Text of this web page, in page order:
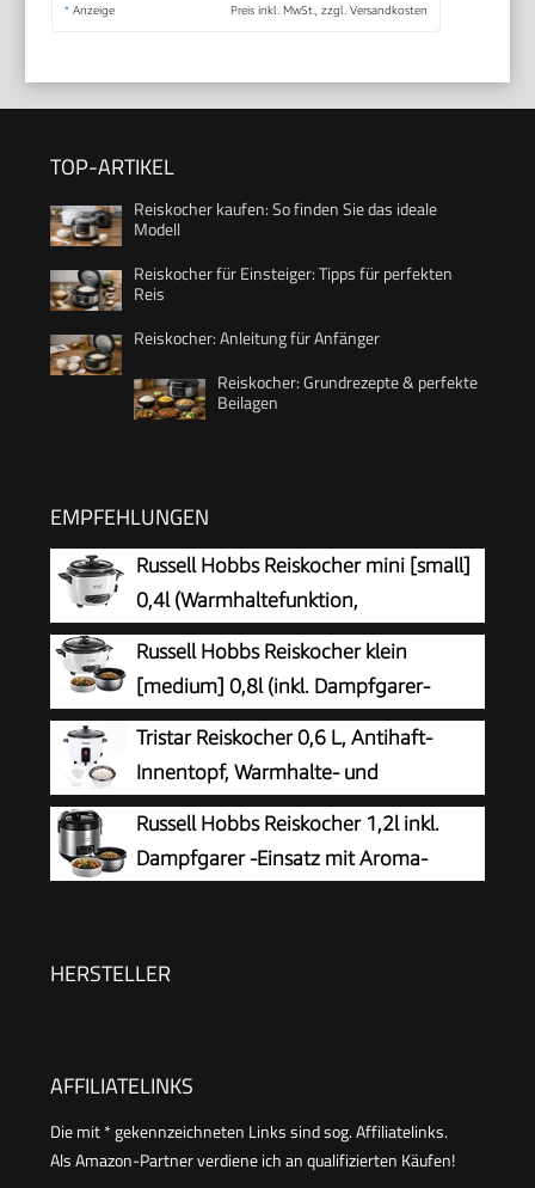
* Anzeige Preis inkl. MwSt., zzgl. Versandkosten
TOP-ARTIKEL
Reiskocher kaufen: So finden Sie das ideale
Modell
Reiskocher für Einsteiger: Tipps für perfekten
Reis
Reiskocher: Anleitung für Anfänger
Reiskocher: Grundrezepte & perfekte
Beilagen
EMPFEHLUNGEN
Russell Hobbs Reiskocher mini [small]
0,4l (Warmhaltefunktion,
antihaftbeschichteter Gartopf, Reislöffel &
Messbecher, ideal auch für Quinoa & Couscous,
Reiswärmer) 27020-56
Russell Hobbs Reiskocher klein
[medium] 0,8l (inkl. Dampfgarer-
Einsatz, Warmhaltefunktion,
antihaftbeschichteter Gartopf, Reislöffel &
Messbecher) Schongarer für Gemüse & Fisch
27030-56
Tristar Reiskocher 0,6 L, Antihaft-
Innentopf, Warmhalte- und
Abschaltautomatik, Kompaktes Design,
Inklusive Messbecher und Löffel, 300 W, RK-
6142
Russell Hobbs Reiskocher 1,2l inkl.
Dampfgarer -Einsatz mit Aroma-
Messbecher, Edelstahl) 27080-56
HERSTELLER
AFFILIATELINKS
Die mit * gekennzeichneten Links sind sog. Affiliatelinks.
Als Amazon-Partner verdiene ich an qualifizierten Käufen!